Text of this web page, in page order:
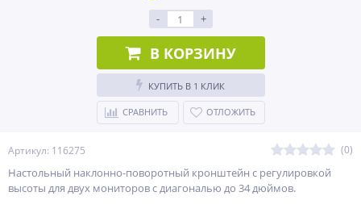
Артикул: 116275 (0)
Настольный наклонно-поворотный кронштейн с регулировкой
высоты для двух мониторов с диагональю до 34 дюймов.
- +
В КОРЗИНУ
КУПИТЬ В 1 КЛИК
СРАВНИТЬ ОТЛОЖИТЬ